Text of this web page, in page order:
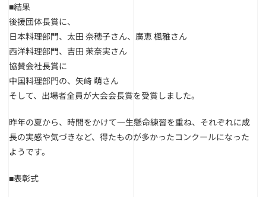
■結果
後援団体長賞に、
日本料理部門、太田 奈穂子さん、廣恵 楓雅さん
西洋料理部門、吉田 茉奈実さん
協賛会社長賞に
中国料理部門の、矢﨑 萌さん
そして、出場者全員が大会会長賞を受賞しました。
昨年の夏から、時間をかけて一生懸命練習を重ね、それぞれに成
長の実感や気づきなど、得たものが多かったコンクールになった
ようです。
■表彰式